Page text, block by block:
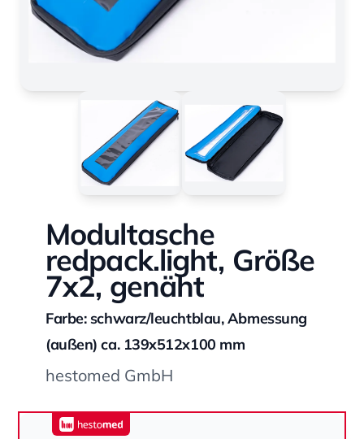
Modultasche
redpack.light, Größe
7x2, genäht
Farbe: schwarz/leuchtblau, Abmessung
(außen) ca. 139x512x100 mm
hestomed GmbH